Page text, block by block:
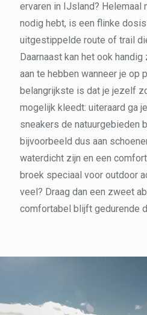
ervaren in IJsland? Helemaal
nodig hebt, is een flinke
uitgestippelde route of trail
Daarnaast kan het ook
aan te hebben wanneer je op
belangrijkste is dat je jezelf
mogelijk kleedt: uiteraard ga
sneakers de natuurgebieden
bijvoorbeeld dus aan
waterdicht zijn en een
broek speciaal voor outdoor
veel? Draag dan een zweet
comfortabel blijft gedurende